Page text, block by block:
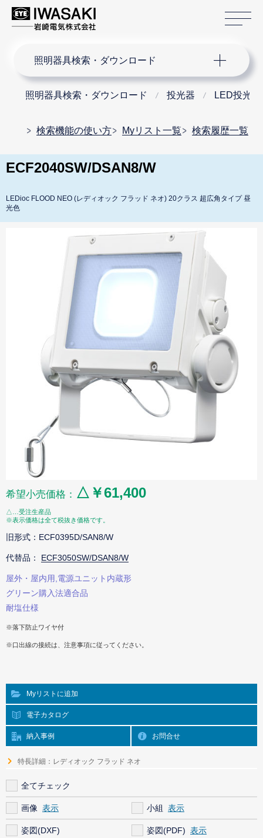
照明器具検索・ダウンロード
照明器具検索・ダウンロード 投光器 LED投光器
検索機能の使い方 Myリスト一覧 検索履歴一覧
ECF2040SW/DSAN8/W
LEDioc FLOOD NEO (レディオック フラッド ネオ) 20クラス 超広角タイプ 昼
光色
希望小売価格： △￥61,400
△…受注生産品
※表示価格は全て税抜き価格です。
旧形式：ECF0395D/SAN8/W
代替品： ECF3050SW/DSAN8/W
屋外・屋内用,電源ユニット内蔵形
グリーン購入法適合品
耐塩仕様
※落下防止ワイヤ付
※口出線の接続は、注意事項に従ってください。
Myリストに追加
電子カタログ
納入事例 お問合せ
特長詳細：レディオック フラッド ネオ
全てチェック
画像 小組
姿図(DXF) 姿図(PDF)